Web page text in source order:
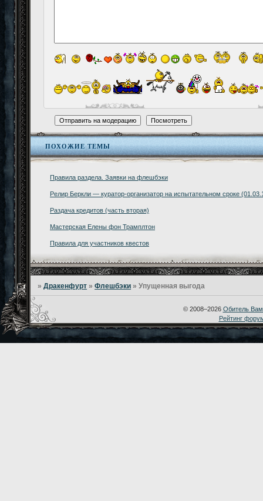
ПОХОЖИЕ ТЕМЫ
Правила раздела. Заявки на флешбэки
Релир Беркли — куратор-организатор на испытательном сроке
Раздача кредитов (часть вторая)
Мастерская Елены фон Трамплтон
Правила для участников квестов
»Дракенфурт »Флешбэки »Упущенная выгода
Рейтинг
© 2008–2026 Обитель